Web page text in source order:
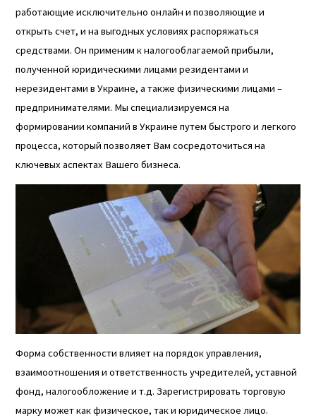
работающие исключительно онлайн и позволяющие и
открыть счет, и на выгодных условиях распоряжаться
средствами. Он применим к налогооблагаемой прибыли,
полученной юридическими лицами резидентами и
нерезидентами в Украине, а также физическими лицами –
предпринимателями. Мы специализируемся на
формировании компаний в Украине путем быстрого и легкого
процесса, который позволяет Вам сосредоточиться на
ключевых аспектах Вашего бизнеса.
Форма собственности влияет на порядок управления,
взаимоотношения и ответственность учредителей, уставной
фонд, налогообложение и т.д. Зарегистрировать торговую
марку может как физическое, так и юридическое лицо.